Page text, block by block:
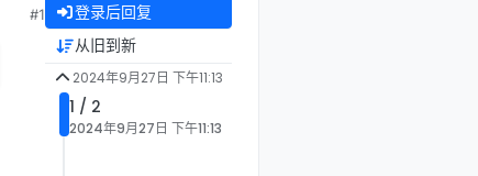
#1 登录后回复
从旧到新
2024年9月27日 下午11:13
1 / 2
2024年9月27日 下午11:13